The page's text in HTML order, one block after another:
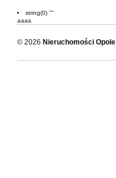
string(0) ""
aaaa
© 2026 Nieruchomości Opole